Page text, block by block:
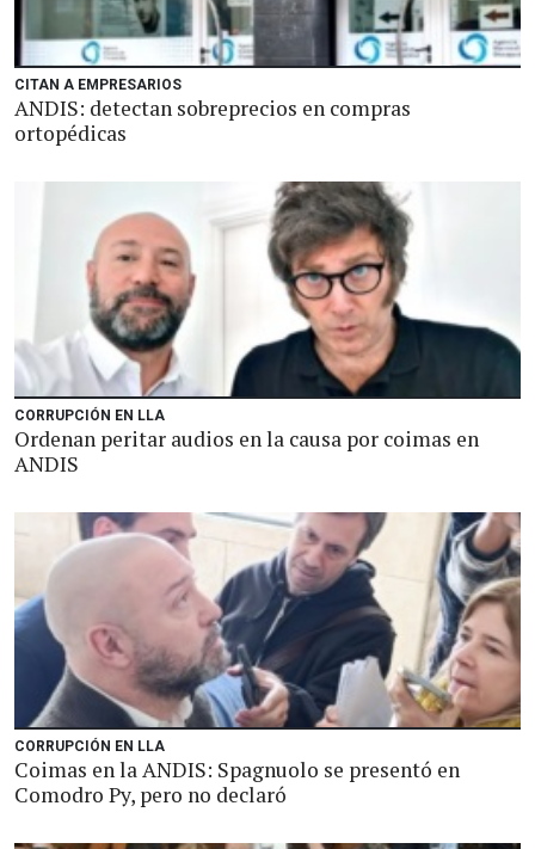
CITAN A EMPRESARIOS
ANDIS: detectan sobreprecios en compras
ortopédicas
CORRUPCIÓN EN LLA
Ordenan peritar audios en la causa por coimas en
ANDIS
CORRUPCIÓN EN LLA
Coimas en la ANDIS: Spagnuolo se presentó en
Comodro Py, pero no declaró